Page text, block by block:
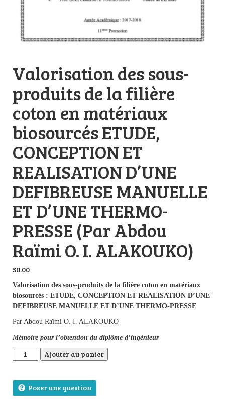
Valorisation des sous-
produits de la filière
coton en matériaux
biosourcés ETUDE,
CONCEPTION ET
REALISATION D’UNE
DEFIBREUSE MANUELLE
ET D’UNE THERMO-
PRESSE (Par Abdou
Raïmi O. I. ALAKOUKO)
$0.00
Valorisation des sous-produits de la filière coton en matériaux
biosourcés : ETUDE, CONCEPTION ET REALISATION D’UNE
DEFIBREUSE MANUELLE ET D’UNE THERMO-PRESSE
Par Abdou Raïmi O. I. ALAKOUKO
Mémoire pour l’obtention du diplôme d’ingénieur
quantité de Valorisation des sous-produits de la filière coton en
Ajouter au panier
Poser une question